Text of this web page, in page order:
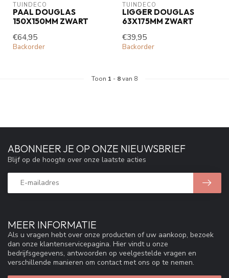
TUINDECO
PAAL DOUGLAS
150X150MM ZWART
€64,95
Backorder
TUINDECO
LIGGER DOUGLAS
63X175MM ZWART
€39,95
Backorder
Toon 1 - 8van 8
MEER INFORMATIE
Als u vragen hebt over onze producten of uw aankoop, bezoek
dan onze klantenservicepagina. Hier vindt u onze
bedrijfsgegevens, antwoorden op veelgestelde vragen en
verschillende manieren om contact met ons op te nemen.
ABONNEER JE OP ONZE NIEUWSBRIEF
Blijf op de hoogte over onze laatste acties